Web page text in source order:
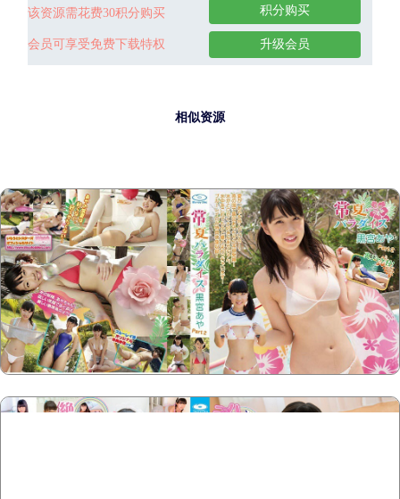
该资源需花费30积分购买
会员可享受免费下载特权
积分购买
升级会员
相似资源